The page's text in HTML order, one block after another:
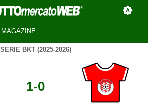
MAGAZINE
SERIE BKT (2025-2026)
1-0